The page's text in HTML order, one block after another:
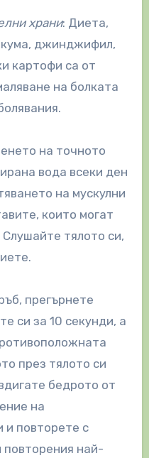
храни: Диета,
джинджифил,
картофи са от
на болката
на точното
вода всеки ден
на мускулни
които могат
тялото си,
прегърнете
си за 10 секунди, а
през тялото си
бедрото от
на
и повторете с
повторения най-